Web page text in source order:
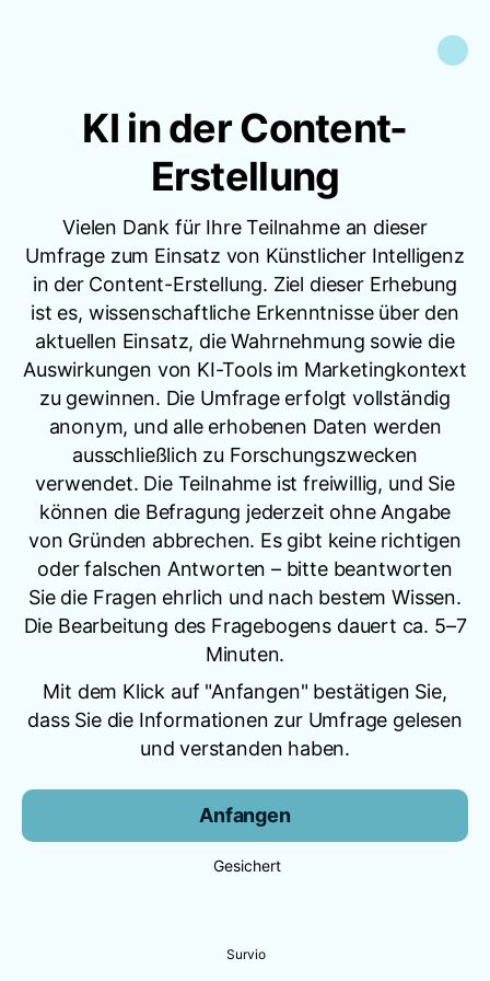
KI in der Content-
Erstellung
Vielen Dank für Ihre Teilnahme an dieser
Umfrage zum Einsatz von Künstlicher Intelligenz
in der Content-Erstellung. Ziel dieser Erhebung
ist es, wissenschaftliche Erkenntnisse über den
aktuellen Einsatz, die Wahrnehmung sowie die
Auswirkungen von KI-Tools im Marketingkontext
zu gewinnen. Die Umfrage erfolgt vollständig
anonym, und alle erhobenen Daten werden
ausschließlich zu Forschungszwecken
verwendet. Die Teilnahme ist freiwillig, und Sie
können die Befragung jederzeit ohne Angabe
von Gründen abbrechen. Es gibt keine richtigen
oder falschen Antworten – bitte beantworten
Sie die Fragen ehrlich und nach bestem Wissen.
Die Bearbeitung des Fragebogens dauert ca. 5–7
Minuten.
Mit dem Klick auf "Anfangen" bestätigen Sie,
dass Sie die Informationen zur Umfrage gelesen
und verstanden haben.
Anfangen
Gesichert
Survio